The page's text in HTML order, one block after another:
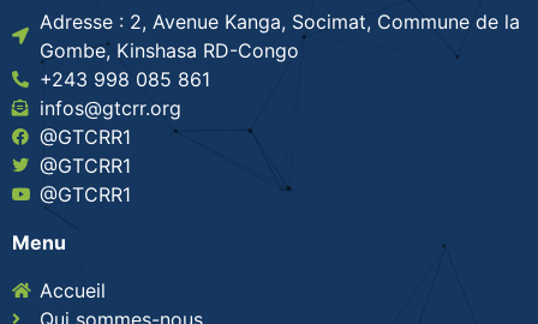
Adresse : 2, Avenue Kanga, Socimat, Commune de la
Gombe, Kinshasa RD-Congo
+243 998 085 861
infos@gtcrr.org
@GTCRR1
@GTCRR1
@GTCRR1
Menu
Accueil